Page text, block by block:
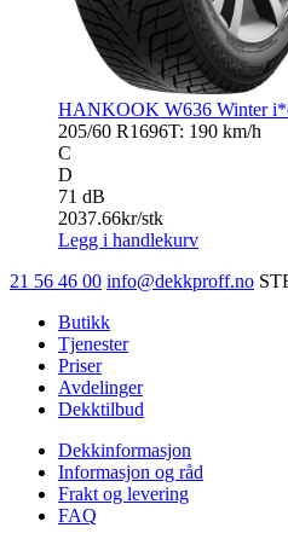
HANKOOK W636 Winter
205/60 R1696T: 190 km/h
C
D
71 dB
2037.66kr/stk
Legg i handlekurv
21 56 46 00 info@dekkproff.no
Butikk
Tjenester
Priser
Avdelinger
Dekktilbud
Dekkinformasjon
Informasjon og råd
Frakt og levering
FAQ